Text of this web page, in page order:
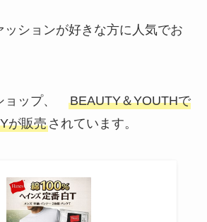
ッションが好きな方に人気でお
ョップ、 BEAUTY＆YOUTHで
が販売されています。